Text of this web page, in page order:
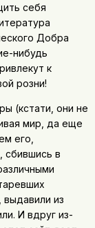
себя
Добра
нибудь
к
розни!
(кстати, они не
мир, да еще
его,
сбившись в
выдавили из
И вдруг из-